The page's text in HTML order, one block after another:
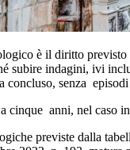
è il diritto previsto
subire indagini, ivi
concluso, senza
cinque anni, nel caso
previste dalla